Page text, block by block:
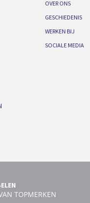
OVER ONS
GESCHIEDENIS
WERKEN BIJ
SOCIALE MEDIA
TOPMERKEN